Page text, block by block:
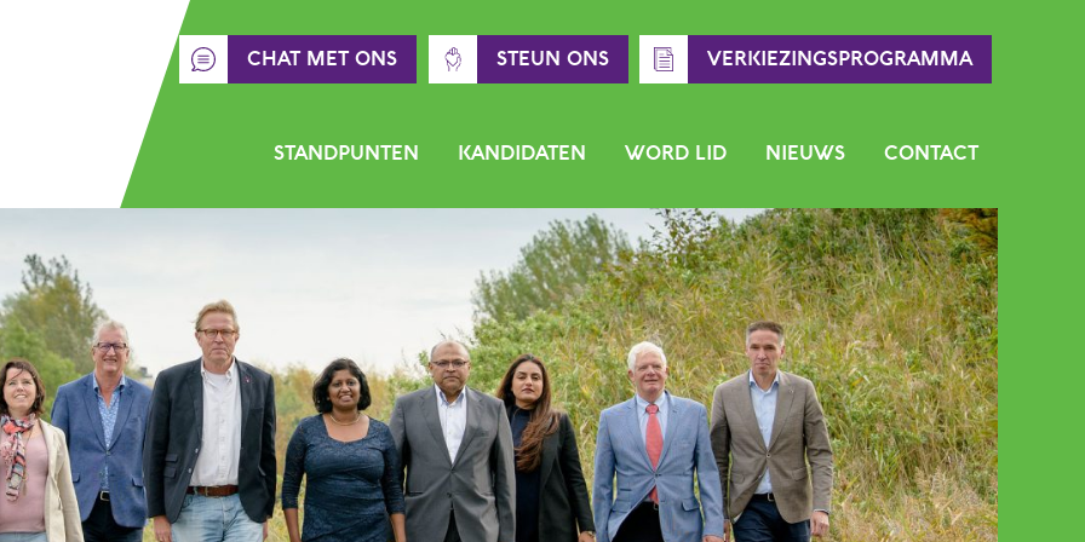
CHAT MET ONS STEUN ONS VERKIEZINGSPROGRAMMA
STANDPUNTEN KANDIDATEN WORD LID NIEUWS CONTACT